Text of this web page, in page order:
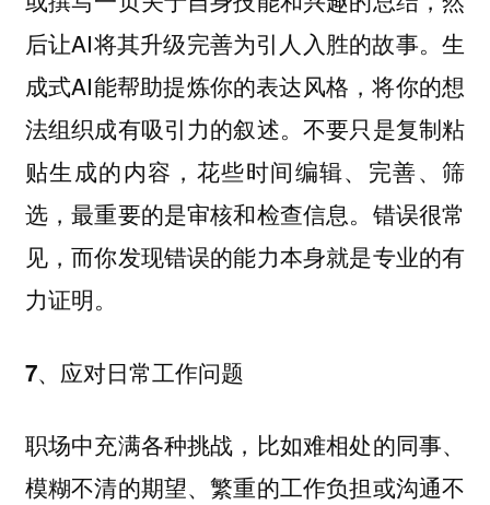
后让AI将其升级完善为引人入胜的故事。生
成式AI能帮助提炼你的表达风格，将你的想
法组织成有吸引力的叙述。不要只是复制粘
贴生成的内容，花些时间编辑、完善、筛
选，最重要的是审核和检查信息。错误很常
见，而你发现错误的能力本身就是专业的有
力证明。
7、应对日常工作问题
职场中充满各种挑战，比如难相处的同事、
模糊不清的期望、繁重的工作负担或沟通不